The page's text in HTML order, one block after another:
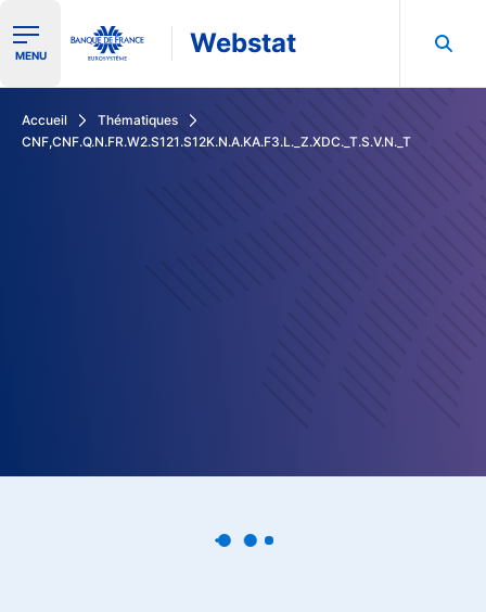
Ouvrir le menu de navigation
MENU Webstat
Accueil
Thématiques
CNF,CNF.Q.N.FR.W2.S121.S12K.N.A.KA.F3.L._Z.XDC._T.S.V.N._T